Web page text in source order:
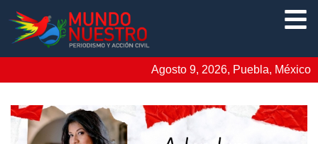
Agosto 9, 2026, Puebla, México